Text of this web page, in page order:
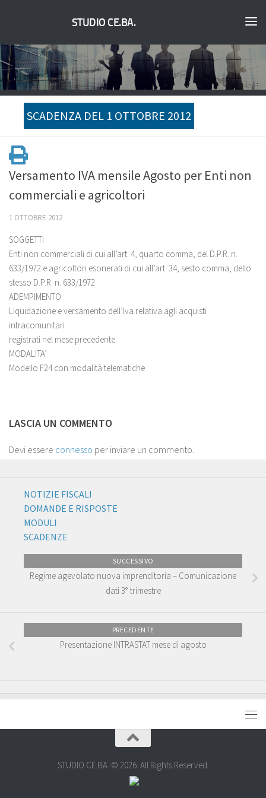
STUDIO CE.BA.
SCADENZA DEL 1 OTTOBRE 2012
Versamento IVA mensile Agosto per Enti non
commerciali e agricoltori
1 OTTOBRE 2012
SOGGETTI
Enti non commerciali di cui all’art. 4, quarto comma, del D.P.R. n.
633/1972 e agricoltori esonerati di cui all’art. 34, sesto comma, dello
stesso D.P.R. n. 633/1972
ADEMPIMENTO
Liquidazione e versamento dell’Iva relativa agli acquisti
intracomunitari
registrati nel mese precedente
MODALITA’
Modello F24 con modalità telematiche
LASCIA UN COMMENTO
Devi essere connesso per inviare un commento.
NOTIZIE FISCALI
DOMANDE E RISPOSTE
MODULI
SCADENZE
SUCCESSIVO
Regime agevolato nuova imprenditoria – Comunicazione
dati 3° trimestre
PRECEDENTE
Presentazione INTRASTAT mese di agosto
STUDIO CE.BA. © 2026. All Rights Reserved.